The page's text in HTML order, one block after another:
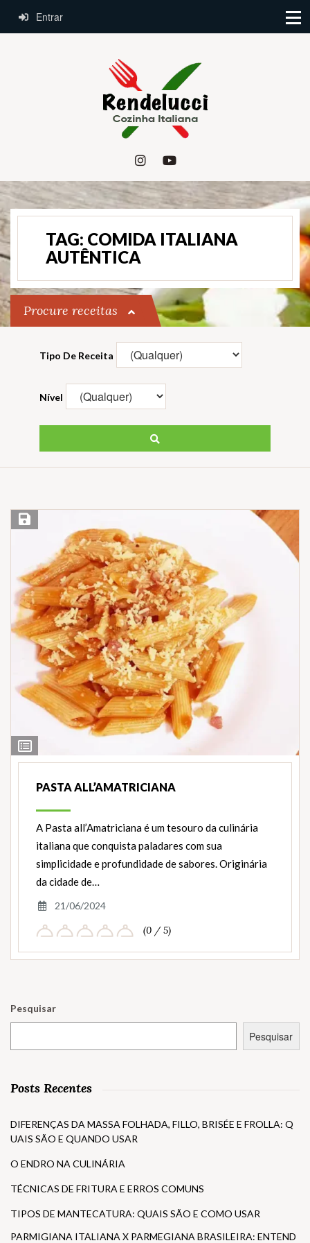
Entrar
TAG: COMIDA ITALIANA
AUTÊNTICA
Procure receitas
Tipo De Receita
Nível
Ver
Ingredientes
Salvar Receita
PASTA ALL’AMATRICIANA
A Pasta all’Amatriciana é um tesouro da culinária
italiana que conquista paladares com sua
simplicidade e profundidade de sabores. Originária
da cidade de…
21/06/2024
(0 / 5)
Pesquisar
Pesquisar
Posts Recentes
DIFERENÇAS DA MASSA FOLHADA, FILLO, BRISÉE E FROLLA: Q
UAIS SÃO E QUANDO USAR
O ENDRO NA CULINÁRIA
TÉCNICAS DE FRITURA E ERROS COMUNS
TIPOS DE MANTECATURA: QUAIS SÃO E COMO USAR
PARMIGIANA ITALIANA X PARMEGIANA BRASILEIRA: ENTEND